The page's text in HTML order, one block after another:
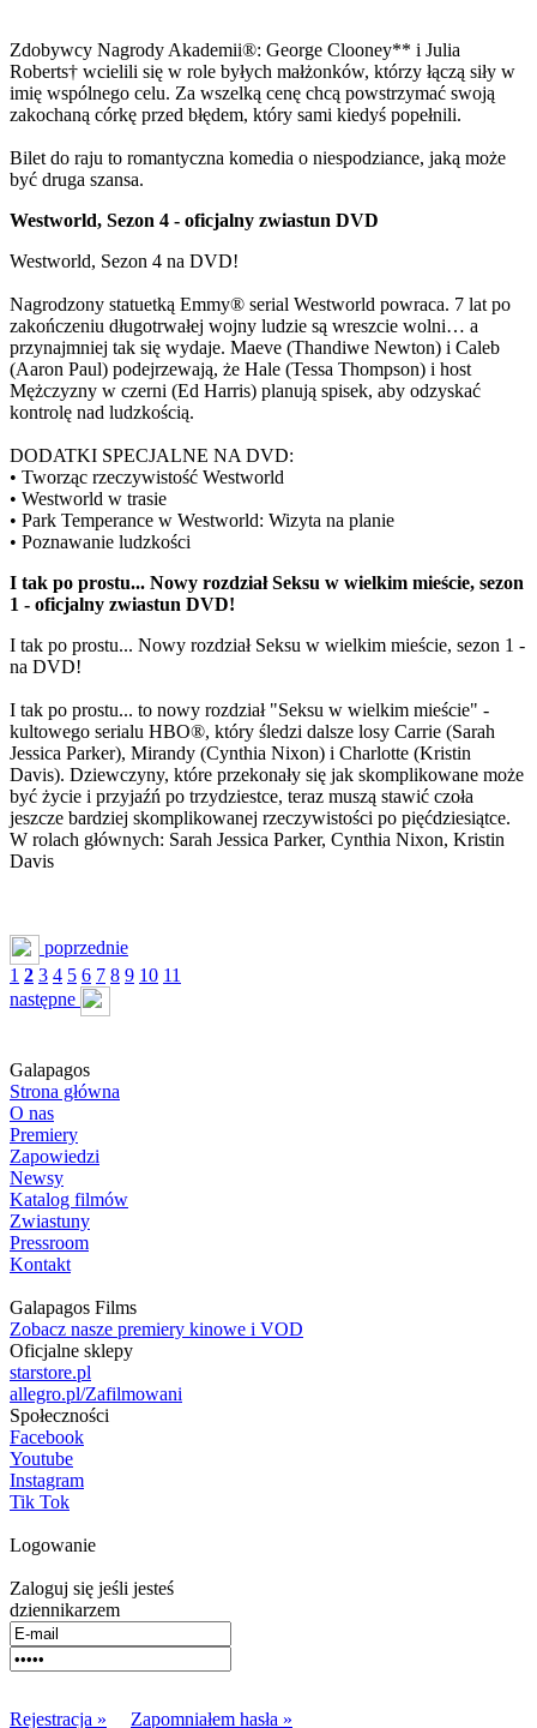
Zdobywcy Nagrody Akademii®: George Clooney** i Julia
Roberts† wcielili się w role byłych małżonków, którzy łączą siły w
imię wspólnego celu. Za wszelką cenę chcą powstrzymać swoją
zakochaną córkę przed błędem, który sami kiedyś popełnili.
Bilet do raju to romantyczna komedia o niespodziance, jaką może
być druga szansa.
Westworld, Sezon 4 - oficjalny zwiastun DVD
Westworld, Sezon 4 na DVD!
Nagrodzony statuetką Emmy® serial Westworld powraca. 7 lat po
zakończeniu długotrwałej wojny ludzie są wreszcie wolni… a
przynajmniej tak się wydaje. Maeve (Thandiwe Newton) i Caleb
(Aaron Paul) podejrzewają, że Hale (Tessa Thompson) i host
Mężczyzny w czerni (Ed Harris) planują spisek, aby odzyskać
kontrolę nad ludzkością.
DODATKI SPECJALNE NA DVD:
• Tworząc rzeczywistość Westworld
• Westworld w trasie
• Park Temperance w Westworld: Wizyta na planie
• Poznawanie ludzkości
I tak po prostu... Nowy rozdział Seksu w wielkim mieście, sezon
1 - oficjalny zwiastun DVD!
I tak po prostu... Nowy rozdział Seksu w wielkim mieście, sezon 1 -
na DVD!
I tak po prostu... to nowy rozdział "Seksu w wielkim mieście" -
kultowego serialu HBO®, który śledzi dalsze losy Carrie (Sarah
Jessica Parker), Mirandy (Cynthia Nixon) i Charlotte (Kristin
Davis). Dziewczyny, które przekonały się jak skomplikowane może
być życie i przyjaźń po trzydziestce, teraz muszą stawić czoła
jeszcze bardziej skomplikowanej rzeczywistości po pięćdziesiątce.
W rolach głównych: Sarah Jessica Parker, Cynthia Nixon, Kristin
Davis
poprzednie
1 2 3 4 5 6 7 8 9 10 11
następne
Galapagos
Strona główna
O nas
Premiery
Zapowiedzi
Newsy
Katalog filmów
Zwiastuny
Pressroom
Kontakt
Galapagos Films
Zobacz nasze premiery kinowe i VOD
Oficjalne sklepy
starstore.pl
allegro.pl/Zafilmowani
Społeczności
Facebook
Youtube
Instagram
Tik Tok
Logowanie
Zaloguj się jeśli jesteś
dziennikarzem
Rejestracja » Zapomniałem hasła »